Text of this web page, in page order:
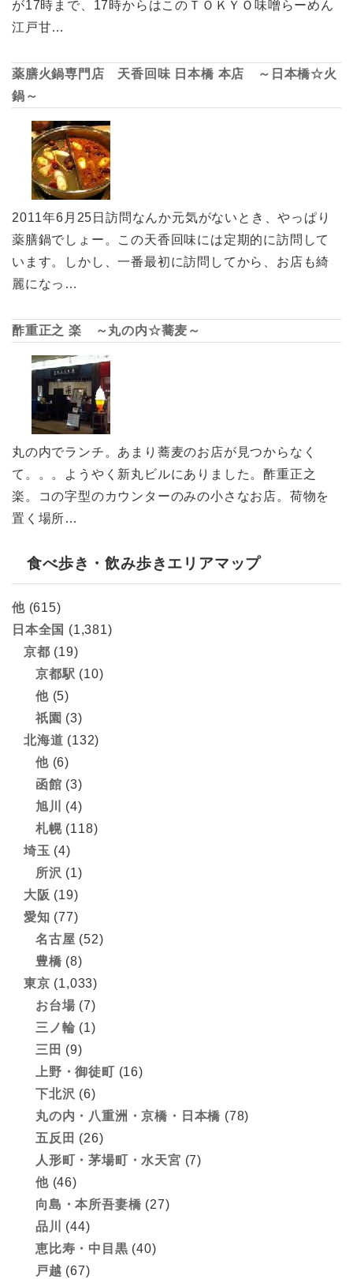
が17時まで、17時からはこのＴＯＫＹＯ味噌らーめん
江戸甘…
薬膳火鍋専門店 天香回味 日本橋 本店 ～日本橋☆火
鍋～
2011年6月25日訪問なんか元気がないとき、やっぱり
薬膳鍋でしょー。この天香回味には定期的に訪問して
います。しかし、一番最初に訪問してから、お店も綺
麗になっ…
酢重正之 楽 ～丸の内☆蕎麦～
丸の内でランチ。あまり蕎麦のお店が見つからなく
て。。。ようやく新丸ビルにありました。酢重正之
楽。コの字型のカウンターのみの小さなお店。荷物を
置く場所…
食べ歩き・飲み歩きエリアマップ
他(615)
日本全国 (1,381)
京都 (19)
京都駅 (10)
他(5)
祇園 (3)
北海道 (132)
他(6)
函館 (3)
旭川
(4)
札幌(118)
埼玉 (4)
所沢 (1)
大阪 (19)
愛知 (77)
名古屋 (52)
豊橋 (8)
東京 (1,033)
お台場 (7)
三ノ輪 (1)
三田 (9)
上野・御徒町 (16)
下北沢 (6)
丸の内・八重洲・京橋・日本橋 (78)
五反田 (26)
人形町・茅場町・水天宮 (7)
他(46)
向島・本所吾妻橋 (27)
品川
(44)
恵比寿・中目黒 (40)
戸越 (67)